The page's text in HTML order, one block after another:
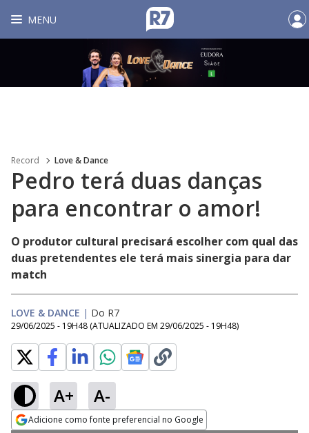
MENU
Record Love & Dance
Pedro terá duas danças
para encontrar o amor!
O produtor cultural precisará escolher com qual das
duas pretendentes ele terá mais sinergia para dar
match
LOVE & DANCE | Do R7
29/06/2025 - 19H48 (ATUALIZADO EM 29/06/2025 - 19H48)
A+ A-
Adicione como fonte preferencial no Google
explore